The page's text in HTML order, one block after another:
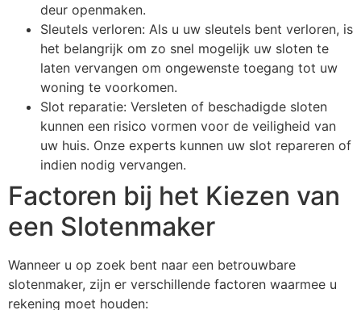
deur openmaken.
Sleutels verloren: Als u uw sleutels bent verloren, is
het belangrijk om zo snel mogelijk uw sloten te
laten vervangen om ongewenste toegang tot uw
woning te voorkomen.
Slot reparatie: Versleten of beschadigde sloten
kunnen een risico vormen voor de veiligheid van
uw huis. Onze experts kunnen uw slot repareren of
indien nodig vervangen.
Factoren bij het Kiezen van
een Slotenmaker
Wanneer u op zoek bent naar een betrouwbare
slotenmaker, zijn er verschillende factoren waarmee u
rekening moet houden: